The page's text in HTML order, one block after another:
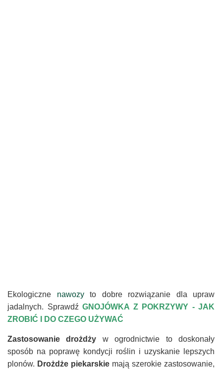
Ekologiczne nawozyto dobre rozwiązanie dla upraw
jadalnych. Sprawdź GNOJÓWKA Z POKRZYWY - JAK
ZROBIĆ I DO CZEGO UŻYWAĆ
Zastosowanie drożdży w ogrodnictwie to doskonały
sposób na poprawę kondycji roślin i uzyskanie lepszych
plonów. Drożdże piekarskie mają szerokie zastosowanie,